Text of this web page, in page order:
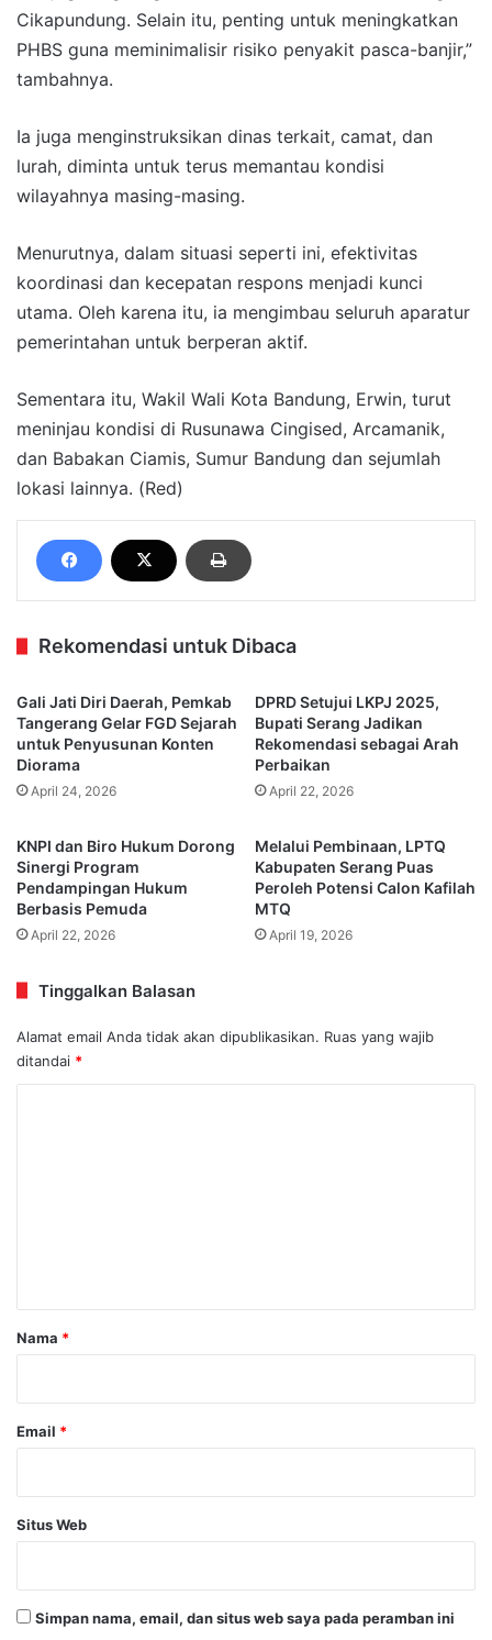
Cikapundung. Selain itu, penting untuk meningkatkan
PHBS guna meminimalisir risiko penyakit pasca-banjir,”
tambahnya.
Ia juga menginstruksikan dinas terkait, camat, dan
lurah, diminta untuk terus memantau kondisi
wilayahnya masing-masing.
Menurutnya, dalam situasi seperti ini, efektivitas
koordinasi dan kecepatan respons menjadi kunci
utama. Oleh karena itu, ia mengimbau seluruh aparatur
pemerintahan untuk berperan aktif.
Sementara itu, Wakil Wali Kota Bandung, Erwin, turut
meninjau kondisi di Rusunawa Cingised, Arcamanik,
dan Babakan Ciamis, Sumur Bandung dan sejumlah
lokasi lainnya. (Red)
Rekomendasi untuk Dibaca
Gali Jati Diri Daerah, Pemkab
Tangerang Gelar FGD Sejarah
untuk Penyusunan Konten
Diorama
April 24, 2026
DPRD Setujui LKPJ 2025,
Bupati Serang Jadikan
Rekomendasi sebagai Arah
Perbaikan
April 22, 2026
KNPI dan Biro Hukum Dorong
Sinergi Program
Pendampingan Hukum
Berbasis Pemuda
April 22, 2026
Melalui Pembinaan, LPTQ
Kabupaten Serang Puas
Peroleh Potensi Calon Kafilah
MTQ
April 19, 2026
Tinggalkan Balasan
Alamat email Anda tidak akan dipublikasikan. Ruas yang wajib
ditandai *
rNama *
Email *
Situs Web
Simpan nama, email, dan situs web saya pada peramban ini